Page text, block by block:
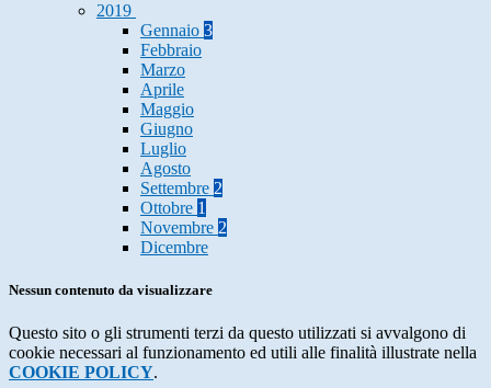
2019
Gennaio 3
Febbraio
Marzo
Aprile
Maggio
Giugno
Luglio
Agosto
Settembre 2
Ottobre 1
Novembre 2
Dicembre
Nessun contenuto da visualizzare
Questo sito o gli strumenti terzi da questo utilizzati si avvalgono di
cookie necessari al funzionamento ed utili alle finalità illustrate nella
COOKIE POLICY.